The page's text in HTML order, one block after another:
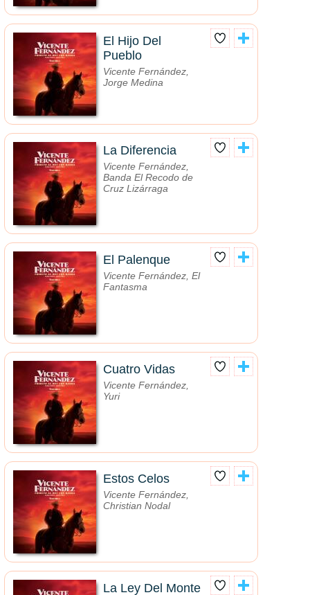
El Hijo Del
Pueblo
Vicente Fernández,
Jorge Medina
La Diferencia
Vicente Fernández,
Banda El Recodo de
Cruz Lizárraga
El Palenque
Vicente Fernández, El
Fantasma
Cuatro Vidas
Vicente Fernández,
Yuri
Estos Celos
Vicente Fernández,
Christian Nodal
La Ley Del Monte